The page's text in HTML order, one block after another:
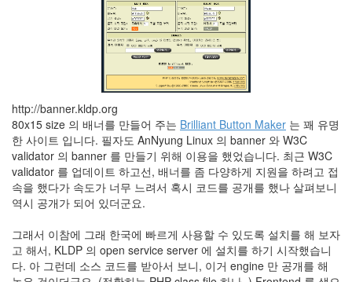
http://banner.kldp.org
80x15 size 의 배너를 만들어 주는 Brilliant Button Maker 는 꽤 유명
한 사이트 입니다. 필자도 AnNyung Linux 의 banner 와 W3C
validator 의 banner 를 만들기 위해 이용을 했었습니다. 최근 W3C
validator 를 업데이트 하고선, 배너를 좀 다양하게 지원을 하려고 접
속을 했다가 속도가 너무 느려서 혹시 코드를 공개를 했나 살펴보니
역시 공개가 되어 있더군요.
그래서 이참에 그래 한국에 빠르게 사용할 수 있도록 설치를 해 보자
고 해서, KLDP 의 open service server 에 설치를 하기 시작했습니
다. 아 그런데 소스 코드를 받아서 보니, 이거 engine 만 공개를 해
iPutty
AnNyung
LInux
불
여
우
Notices
Find!